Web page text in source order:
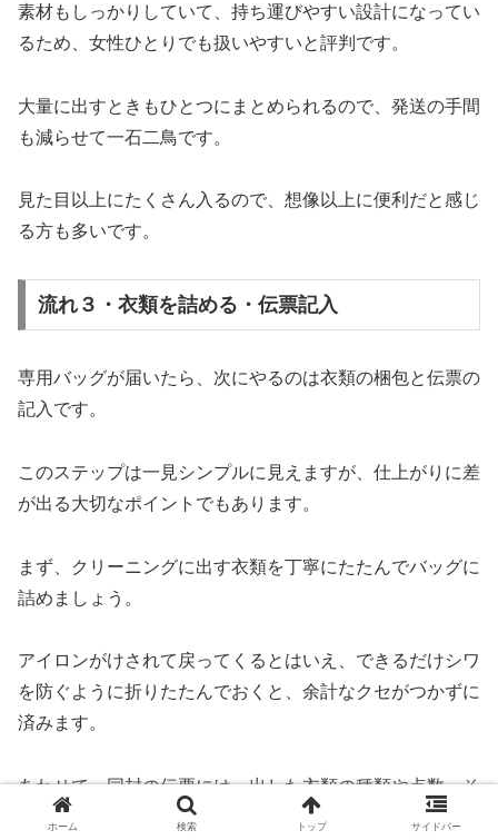
素材もしっかりしていて、持ち運びやすい設計になってい
るため、女性ひとりでも扱いやすいと評判です。
大量に出すときもひとつにまとめられるので、発送の手間
も減らせて一石二鳥です。
見た目以上にたくさん入るので、想像以上に便利だと感じ
る方も多いです。
流れ３・衣類を詰める・伝票記入
専用バッグが届いたら、次にやるのは衣類の梱包と伝票の
記入です。
このステップは一見シンプルに見えますが、仕上がりに差
が出る大切なポイントでもあります。
まず、クリーニングに出す衣類を丁寧にたたんでバッグに
詰めましょう。
アイロンがけされて戻ってくるとはいえ、できるだけシワ
を防ぐように折りたたんでおくと、余計なクセがつかずに
済みます。
あわせて、同封の伝票には、出した衣類の種類や点数、そ
して希望するオプションや注意点などをしっかり記載しま
ホーム 検索 トップ サイドバー